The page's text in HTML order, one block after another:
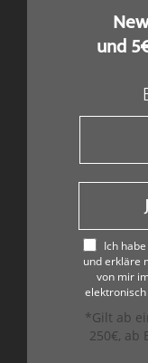
und
Ich
und erkläre
von mir
*Gilt ab
250€, ab